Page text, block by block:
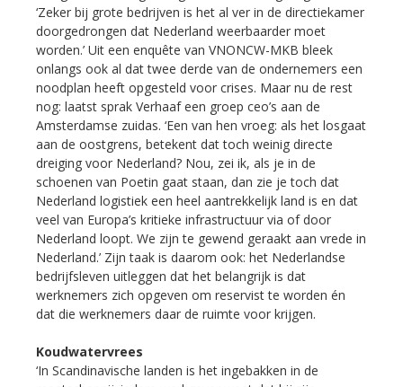
‘Zeker bij grote bedrijven is het al ver in de directiekamer
doorgedrongen dat Nederland weerbaarder moet
worden.’ Uit een enquête van VNONCW-MKB bleek
onlangs ook al dat twee derde van de ondernemers een
noodplan heeft opgesteld voor crises. Maar nu de rest
nog: laatst sprak Verhaaf een groep ceo’s aan de
Amsterdamse zuidas. ‘Een van hen vroeg: als het losgaat
aan de oostgrens, betekent dat toch weinig directe
dreiging voor Nederland? Nou, zei ik, als je in de
schoenen van Poetin gaat staan, dan zie je toch dat
Nederland logistiek een heel aantrekkelijk land is en dat
veel van Europa’s kritieke infrastructuur via of door
Nederland loopt. We zijn te gewend geraakt aan vrede in
Nederland.’ Zijn taak is daarom ook: het Nederlandse
bedrijfsleven uitleggen dat het belangrijk is dat
werknemers zich opgeven om reservist te worden én
dat die werknemers daar de ruimte voor krijgen.
Koudwatervrees
‘In Scandinavische landen is het ingebakken in de